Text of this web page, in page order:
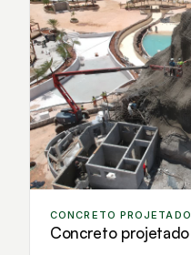
CONCRETO PROJETADO
Concreto projetado